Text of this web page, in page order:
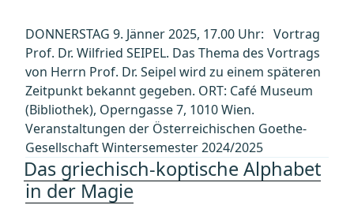
DONNERSTAG 9. Jänner 2025, 17.00 Uhr: Vortrag
Prof. Dr. Wilfried SEIPEL. Das Thema des Vortrags
von Herrn Prof. Dr. Seipel wird zu einem späteren
Zeitpunkt bekannt gegeben. ORT: Café Museum
(Bibliothek), Operngasse 7, 1010 Wien.
Veranstaltungen der Österreichischen Goethe-
Gesellschaft Wintersemester 2024/2025
Das griechisch-koptische Alphabet
in der Magie